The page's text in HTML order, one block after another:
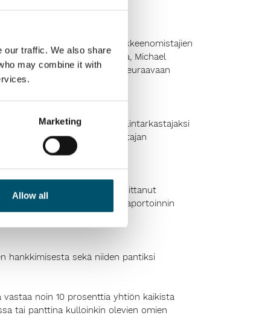
our traffic. We also share
may combine it with
Marketing
Allow all
(7). Yhtiökokous päätti osakkeenomistajien
Antti Kaunonen, Arja Talma, Michael
joka päättyy seuraavaan
päävastuulliseksi tilintarkastajaksi
hyväksymän tilintarkastajan
KPMG Oy Ab:n, joka on ilmoittanut
mukaisesti, että kestävyysraportoinnin
hankkimisesta sekä niiden pantiksi
noin 10 prosenttia yhtiön kaikista
tai panttina kulloinkin olevien omien